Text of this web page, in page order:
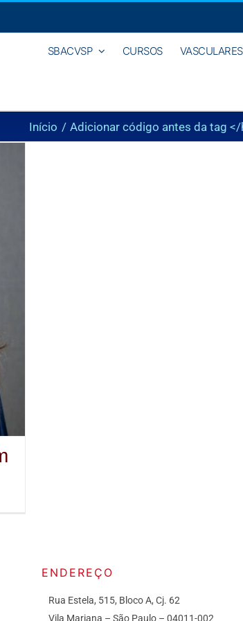
SBACVSP CURSOS VASCULARES
Início Adicionar código antes da tag </
ENDEREÇO
Rua Estela, 515, Bloco A, Cj. 62
Vila Mariana – São Paulo – 04011-002